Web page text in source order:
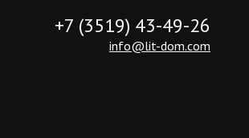
+7 (3519) 43-49-26
info@lit-dom.com